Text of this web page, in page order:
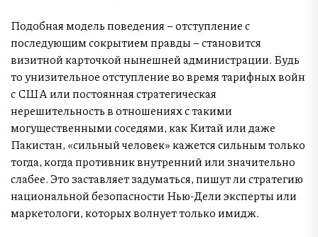
Подобная модель поведения – отступление с
последующим сокрытием правды – становится
визитной карточкой нынешней администрации. Будь
то унизительное отступление во время тарифных войн
с США или постоянная стратегическая
нерешительность в отношениях с такими
могущественными соседями, как Китай или даже
Пакистан, «сильный человек» кажется сильным только
тогда, когда противник внутренний или значительно
слабее. Это заставляет задуматься, пишут ли стратегию
национальной безопасности Нью-Дели эксперты или
маркетологи, которых волнует только имидж.